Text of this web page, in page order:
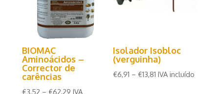
BIOMAC
Aminoácidos –
Corrector de
carências
€3,52 – €62,29 IVA
Isolador Isobloc
(verguinha)
€6,91 – €13,81 IVA incluído